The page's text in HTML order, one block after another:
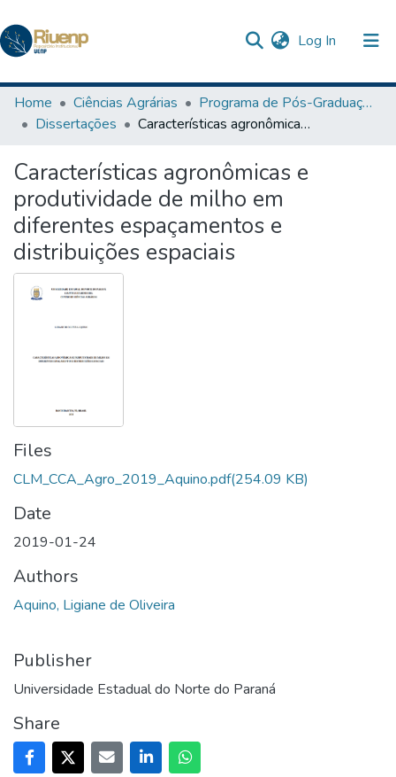
Log In (current)
Communities & Collections
Browse DSpace
Statistics
The Repository
Home Ciências Agrárias
Programa de Pós-Graduação em Agronomia
Dissertações
Características agronômicas e produtividade de milho em diferentes espaçamentos e distribuições espaciais
Características agronômicas e
produtividade de milho em
diferentes espaçamentos e
distribuições espaciais
Files
CLM_CCA_Agro_2019_Aquino.pdf(254.09 KB)
Date
2019-01-24
Authors
Aquino, Ligiane de Oliveira
Publisher
Universidade Estadual do Norte do Paraná
Share